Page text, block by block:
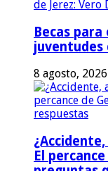
Becas
juventudes
8 agosto, 2026
El